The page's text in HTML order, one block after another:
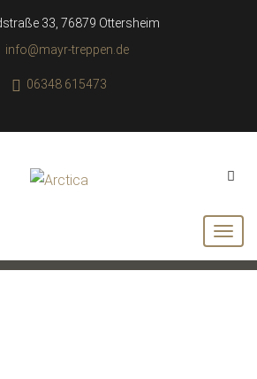
33, 76879 Ottersheim
info@mayr-treppen.de
06348 615473